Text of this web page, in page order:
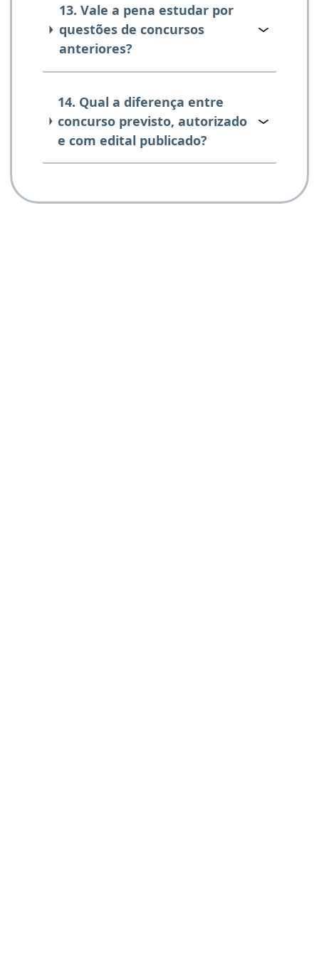
13. Vale a pena estudar por
questões de concursos
anteriores?
14. Qual a diferença entre
concurso previsto, autorizado
e com edital publicado?